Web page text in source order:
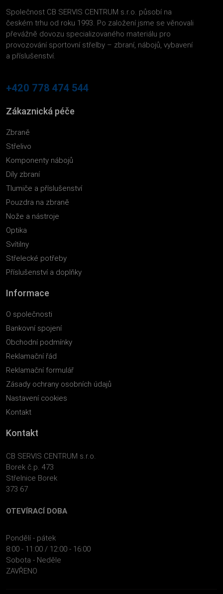
Společnost CB SERVIS CENTRUM s.r.o. působí na
českém trhu od roku 1993. Po založení jsme se věnovali
převážně dovozu specializovaného materiálu pro
provozování sportovní střelby – zbraní, nábojů, vybavení
a příslušenství.
+420 778 474 544
Zákaznická péče
Zbraně
Střelivo
Komponenty nábojů
Díly zbraní
Tlumiče a příslušenství
Pouzdra na zbraně
Nože a nástroje
Optika
Svítilny
Střelecké potřeby
Příslušenství a doplňky
Informace
O společnosti
Bankovní spojení
Obchodní podmínky
Reklamační řád
Reklamační formulář
Zásady ochrany osobních údajů
Nastavení cookies
Kontakt
Kontakt
CB SERVIS CENTRUM s.r.o.
Borek č.p. 473
Střelnice Borek
373 67
OTEVÍRACÍ DOBA
Pondělí - pátek
8:00 - 11:00 / 12:00 - 16:00
Sobota - Neděle
ZAVŘENO